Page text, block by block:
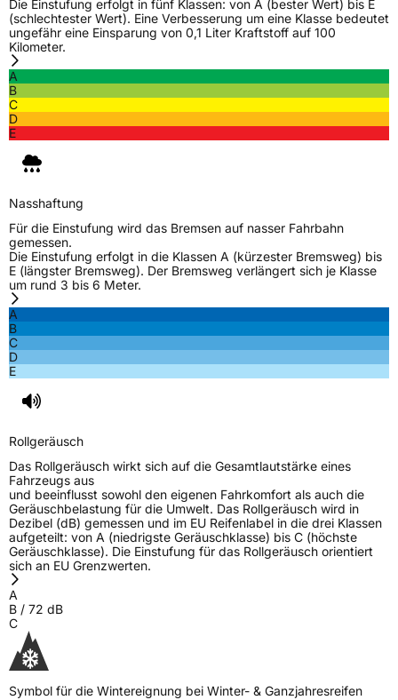
30159 Hannover Deutschland,
LLG_info@linglong.cn
Die Einstufung erfolgt in fünf Klassen: von A (bester Wert) bis E
(schlechtester Wert). Eine Verbesserung um eine Klasse bedeutet
ungefähr eine Einsparung von 0,1 Liter Kraftstoff auf 100
Kilometer.
A
B
C
D
E
Nasshaftung
Für die Einstufung wird das Bremsen auf nasser Fahrbahn
gemessen.
Die Einstufung erfolgt in die Klassen A (kürzester Bremsweg) bis
E (längster Bremsweg). Der Bremsweg verlängert sich je Klasse
um rund 3 bis 6 Meter.
A
B
C
D
E
Rollgeräusch
Das Rollgeräusch wirkt sich auf die Gesamtlautstärke eines
Fahrzeugs aus
und beeinflusst sowohl den eigenen Fahrkomfort als auch die
Geräuschbelastung für die Umwelt. Das Rollgeräusch wird in
Dezibel (dB) gemessen und im EU Reifenlabel in die drei Klassen
aufgeteilt: von A (niedrigste Geräuschklasse) bis C (höchste
Geräuschklasse). Die Einstufung für das Rollgeräusch orientiert
sich an EU Grenzwerten.
A
B / 72 dB
C
Symbol für die Wintereignung bei Winter- & Ganzjahresreifen